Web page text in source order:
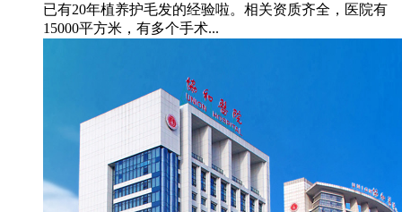
已有20年植养护毛发的经验啦。相关资质齐全，医院有
15000平方米，有多个手术...